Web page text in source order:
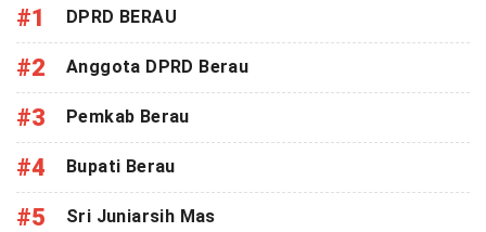
#1 DPRD BERAU
#2 Anggota DPRD Berau
#3 Pemkab Berau
#4 Bupati Berau
#5 Sri Juniarsih Mas